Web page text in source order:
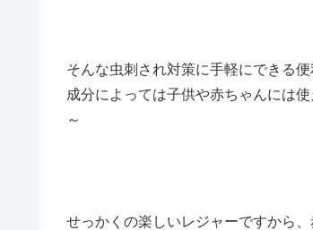
そんな虫刺され対策に手軽にできる
成分によっては子供や赤ちゃんには
～
せっかくの楽しいレジャーですから